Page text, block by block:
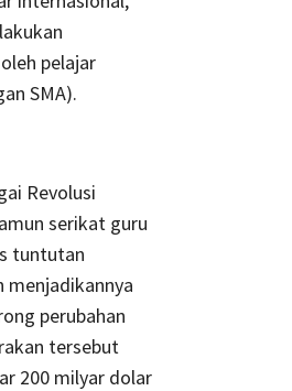
pelajar
SMA).
Revolusi
serikat guru
tuntutan
menjadikannya
perubahan
tersebut
200 milyar dolar